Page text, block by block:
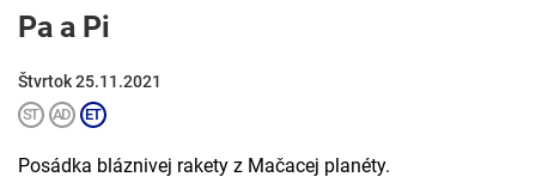
Pa a Pi
Štvrtok 25.11.2021
Posádka bláznivej rakety z Mačacej planéty.